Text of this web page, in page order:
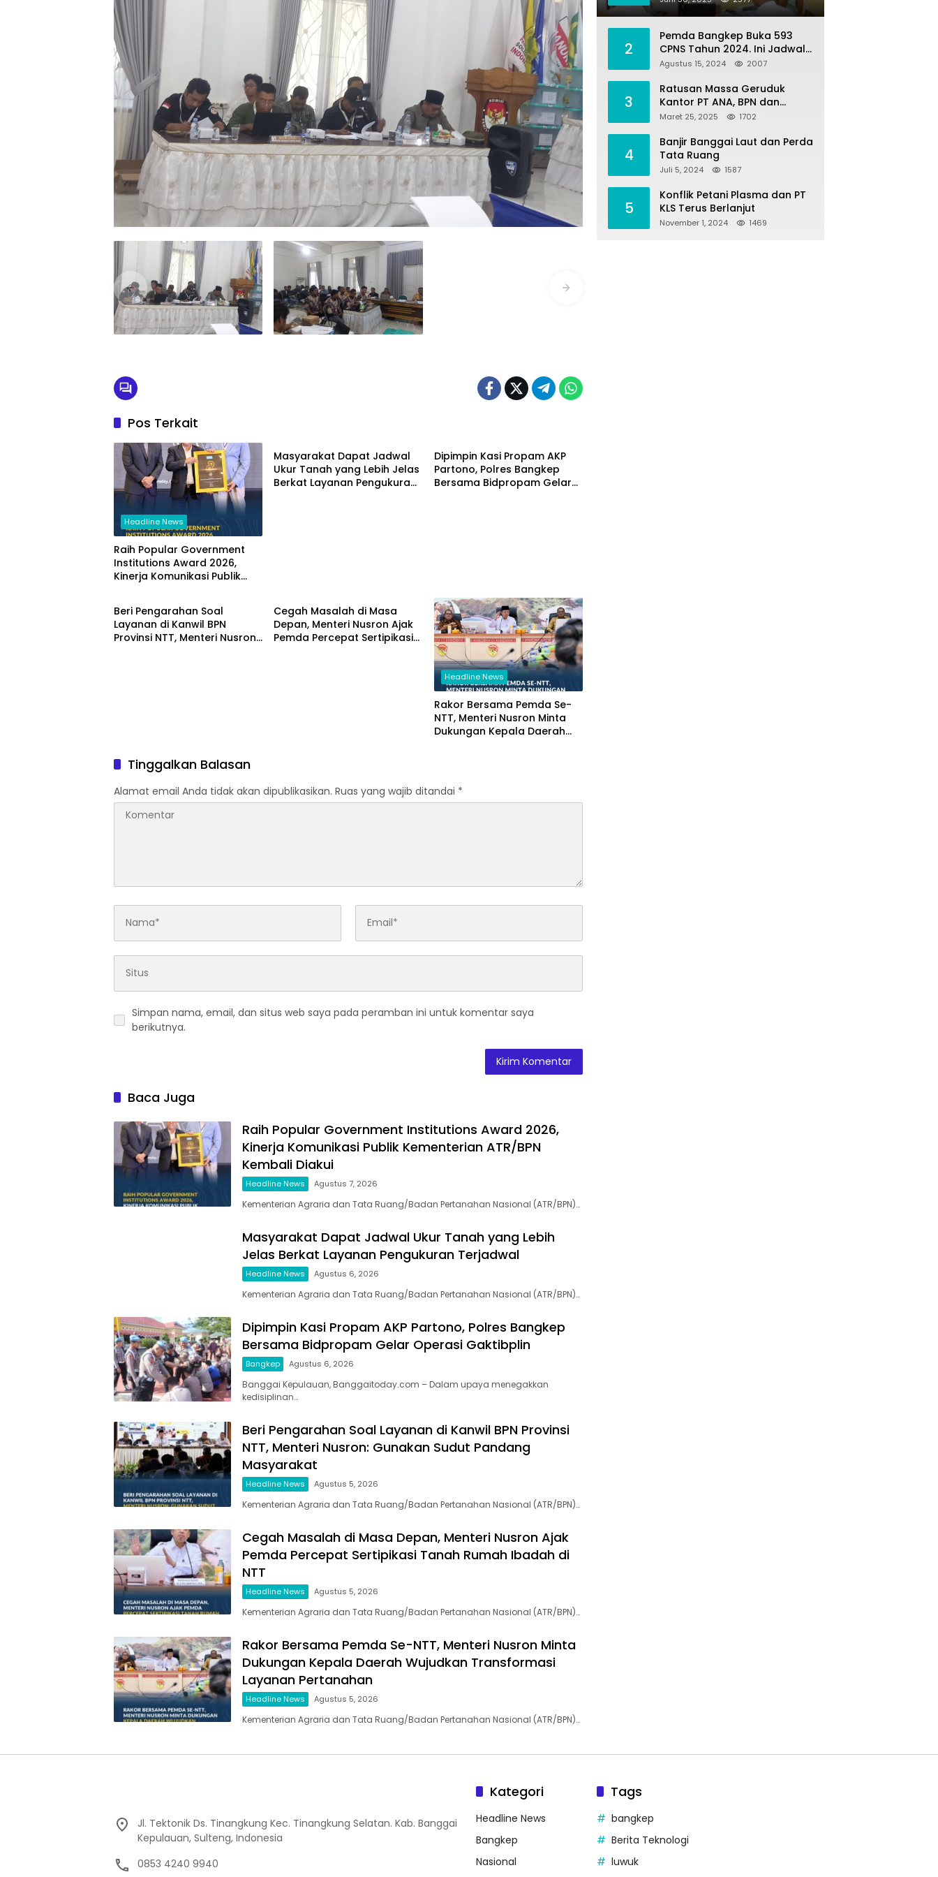
Pos Terkait
Headline News
Raih Popular Government
Institutions Award 2026,
Kinerja Komunikasi Publik
Masyarakat Dapat Jadwal
Ukur Tanah yang Lebih Jelas
Berkat Layanan Pengukuran
Dipimpin Kasi Propam AKP
Partono, Polres Bangkep
Bersama Bidpropam Gelar
Headline News
Beri Pengarahan Soal
Layanan di Kanwil BPN
Provinsi NTT, Menteri Nusron:
Cegah Masalah di Masa
Depan, Menteri Nusron Ajak
Pemda Percepat Sertipikasi
Headline News
Rakor Bersama Pemda Se-
NTT, Menteri Nusron Minta
Dukungan Kepala Daerah
Tinggalkan Balasan
Alamat email Anda tidak akan dipublikasikan. Ruas yang wajib ditandai *
Simpan nama, email, dan situs web saya pada peramban ini untuk komentar saya
berikutnya.
Baca Juga
Raih Popular Government Institutions Award 2026,
Kinerja Komunikasi Publik Kementerian ATR/BPN
Kembali Diakui
Headline News Agustus 7, 2026
Kementerian Agraria dan Tata Ruang/Badan Pertanahan Nasional (ATR/BPN)…
Masyarakat Dapat Jadwal Ukur Tanah yang Lebih
Jelas Berkat Layanan Pengukuran Terjadwal
Headline News Agustus 6, 2026
Kementerian Agraria dan Tata Ruang/Badan Pertanahan Nasional (ATR/BPN)…
Dipimpin Kasi Propam AKP Partono, Polres Bangkep
Bersama Bidpropam Gelar Operasi Gaktibplin
Bangkep Agustus 6, 2026
Banggai Kepulauan, Banggaitoday.com – Dalam upaya menegakkan
kedisiplinan…
Beri Pengarahan Soal Layanan di Kanwil BPN Provinsi
NTT, Menteri Nusron: Gunakan Sudut Pandang
Masyarakat
Headline News Agustus 5, 2026
Kementerian Agraria dan Tata Ruang/Badan Pertanahan Nasional (ATR/BPN)…
Cegah Masalah di Masa Depan, Menteri Nusron Ajak
Pemda Percepat Sertipikasi Tanah Rumah Ibadah di
NTT
Headline News Agustus 5, 2026
Kementerian Agraria dan Tata Ruang/Badan Pertanahan Nasional (ATR/BPN)…
Rakor Bersama Pemda Se-NTT, Menteri Nusron Minta
Dukungan Kepala Daerah Wujudkan Transformasi
Layanan Pertanahan
Headline News Agustus 5, 2026
Kementerian Agraria dan Tata Ruang/Badan Pertanahan Nasional (ATR/BPN)…
Penilaian Tanah dan Ekonomi
2
Pemda Bangkep Buka 593
CPNS Tahun 2024. Ini Jadwal
Seleksi Pengadaannya
Agustus 15, 2024 2007
3
Ratusan Massa Geruduk
Kantor PT ANA, BPN dan
Polres Morut, Ini Tuntutannya
Maret 25, 2025 1702
4
Banjir Banggai Laut dan Perda
Tata Ruang
Juli 5, 2024 1587
5
Konflik Petani Plasma dan PT
KLS Terus Berlanjut
November 1, 2024 1469
Jl. Tektonik Ds. Tinangkung Kec. Tinangkung Selatan. Kab. Banggai
Kepulauan, Sulteng, Indonesia
0853 4240 9940
Kategori
Headline News
Bangkep
Nasional
Tags
bangkep
Berita Teknologi
luwuk